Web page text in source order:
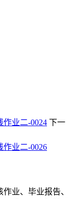
业二-0024 下一
业二-0026
业、毕业报告、